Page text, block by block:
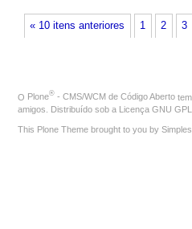
« 10 itens anteriores 1 2 3
O Plone® - CMS/WCM de Código Aberto tem
amigos. Distribuído sob a
Licença GNU GPL
This Plone Theme brought to you by